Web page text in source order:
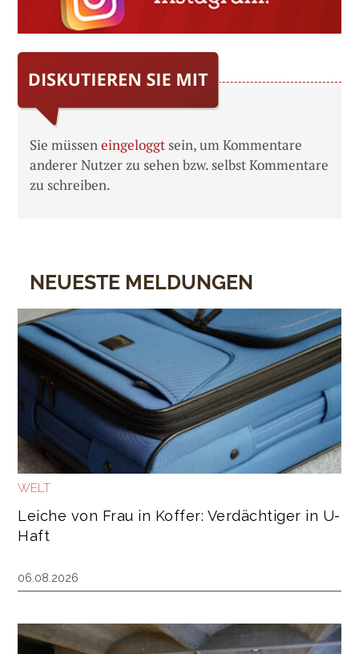
Sie müsseneingeloggt sein, um Kommentare
anderer Nutzer zu sehen bzw. selbst Kommentare
zu schreiben.
NEUESTE MELDUNGEN
WELT
Leiche von Frau in Koffer: Verdächtiger in U-
Haft
06.08.2026